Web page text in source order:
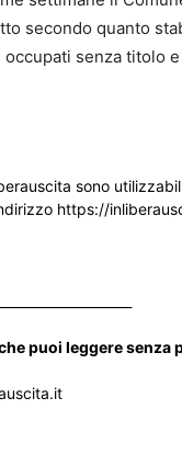
secondo quanto
senza titolo e
sono
https://
puoi leggere senza